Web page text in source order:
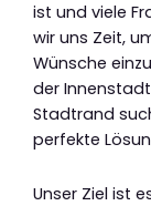
ist und viele
wir uns Zeit,
Wünsche
der
Stadtrand
perfekte
Unser Ziel ist